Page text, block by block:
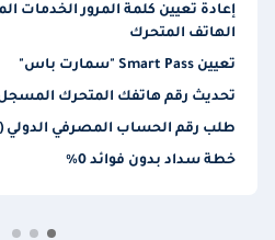
إعادة تعيين كلمة المرور الخدمات
الهاتف المتحرك
تعيين Smart Pass "سمارت باس"
تحديث رقم هاتفك المتحرك
طلب رقم الحساب المصرفي الدولي (IBAN)
خطة سداد بدون فوائد 0٪